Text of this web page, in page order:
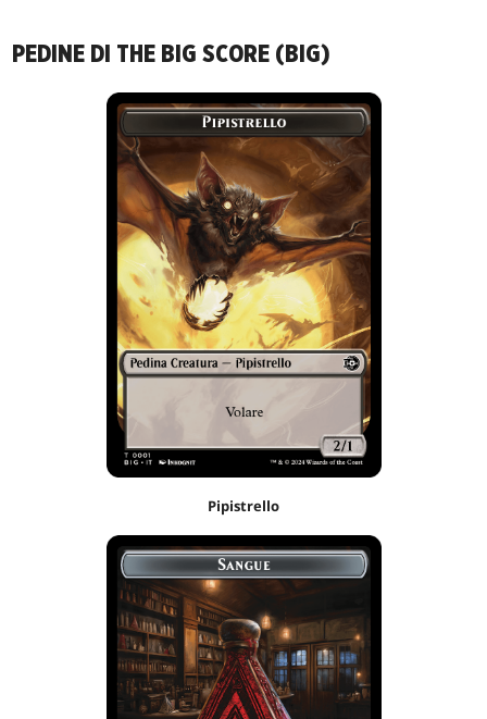
PEDINE DI THE BIG SCORE (BIG)
Pipistrello